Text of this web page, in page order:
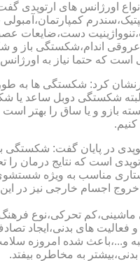
اورژانس های ارتوپدی
دست،ضایعات
اندام،شکستگی باز و
است که حتما نیاز به اورژانس
کرد: شکستگی ها به
شکستگی دوبل ساعد یا
در پایان گفت: شکستگی
است که نتایج درمان را
مناسب به ویژه
خروج اجسام خارجی نیز در
ماشینی،کم تحرکی،نوع
های بدنی،ایجاد
و...،باعث شده امروزه
به مخاطره بیفتد.